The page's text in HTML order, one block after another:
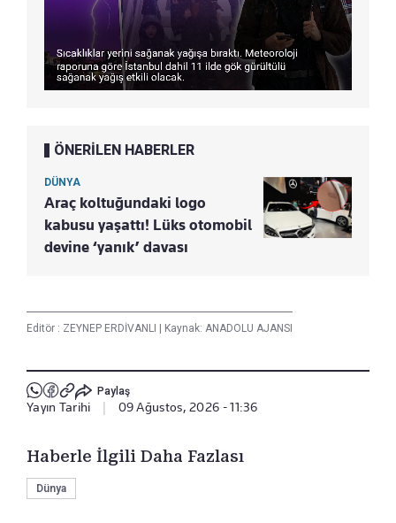
ÖNERİLEN HABERLER
DÜNYA
Araç koltuğundaki logo
kabusu yaşattı! Lüks otomobil
devine ‘yanık’ davası
Editör : ZEYNEP ERDİVANLI | Kaynak: ANADOLU AJANSI
Paylaş
Yayın Tarihi | 09 Ağustos, 2026 - 11:36
Haberle İlgili Daha Fazlası
Dünya